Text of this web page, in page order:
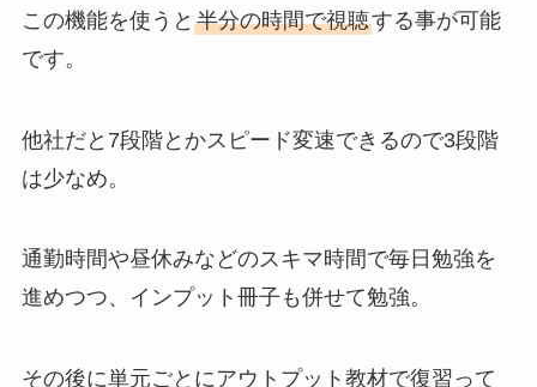
この機能を使うと 半分の時間で視聴する事が可能
です。
他社だと7段階とかスピード変速できるので3段階
は少なめ。
通勤時間や昼休みなどのスキマ時間で毎日勉強を
進めつつ、インプット冊子も併せて勉強。
その後に単元ごとにアウトプット教材で復習って